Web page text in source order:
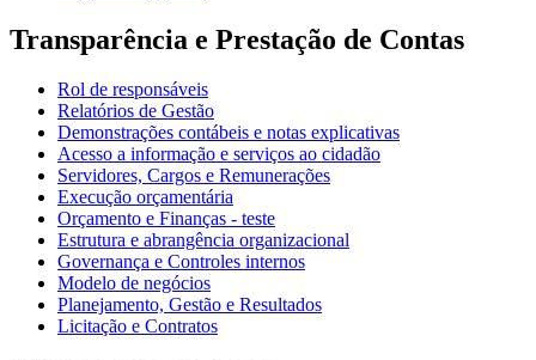
Transparência e Prestação de Contas
Rol de responsáveis
Relatórios de Gestão
Demonstrações contábeis e notas explicativas
Acesso a informação e serviços ao cidadão
Servidores, Cargos e Remunerações
Execução orçamentária
Orçamento e Finanças - teste
Estrutura e abrangência organizacional
Governança e Controles internos
Modelo de negócios
Planejamento, Gestão e Resultados
Licitação e Contratos